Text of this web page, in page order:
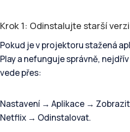
Krok 1: Odinstalujte starší
Pokud je v projektoru stažená
Play a nefunguje správně,
vede přes:
Nastavení → Aplikace →
Netflix → Odinstalovat.